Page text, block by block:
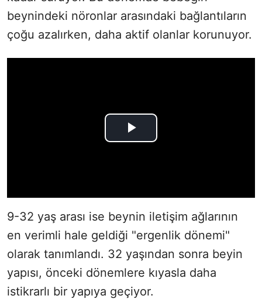
beynindeki nöronlar arasındaki bağlantıların
çoğu azalırken, daha aktif olanlar korunuyor.
9-32 yaş arası ise beynin iletişim ağlarının
en verimli hale geldiği "ergenlik dönemi"
olarak tanımlandı. 32 yaşından sonra beyin
yapısı, önceki dönemlere kıyasla daha
istikrarlı bir yapıya geçiyor.